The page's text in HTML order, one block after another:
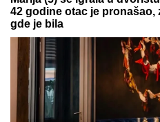
"POVRATAK KORENIMA"
kraj, a evo u kakvom
sa Vladom! Jedna stvar je
(FOTO)
Sita Ahmić